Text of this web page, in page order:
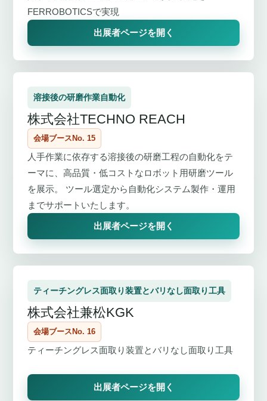
FERROBOTICSで実現
出展者ページを開く
溶接後の研磨作業自動化
株式会社TECHNO REACH
会場ブースNo. 15
人手作業に依存する溶接後の研磨工程の自動化をテ
ーマに、高品質・低コストなロボット用研磨ツール
を展示。 ツール選定から自動化システム製作・運用
までサポートいたします。
出展者ページを開く
ティーチングレス面取り装置とバリなし面取り工具
株式会社兼松KGK
会場ブースNo. 16
ティーチングレス面取り装置とバリなし面取り工具
出展者ページを開く